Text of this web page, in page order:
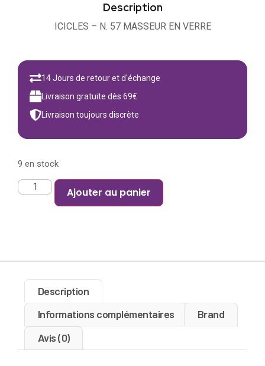
Description
ICICLES – N. 57 MASSEUR EN VERRE
14 Jours de retour et d'échange
Livraison gratuite dès 69€
Livraison toujours discrète
9 en stock
Ajouter au panier
Description
Informations complémentaires
Brand
Avis (0)